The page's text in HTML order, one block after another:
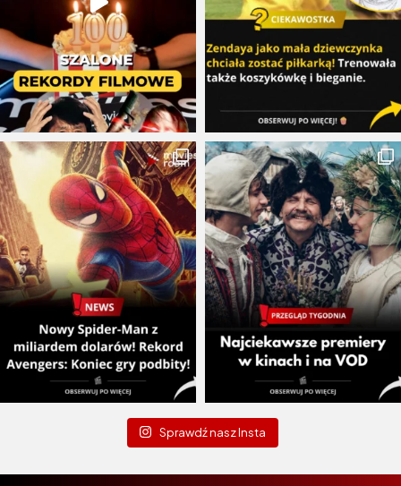
Sprawdź nasz Insta